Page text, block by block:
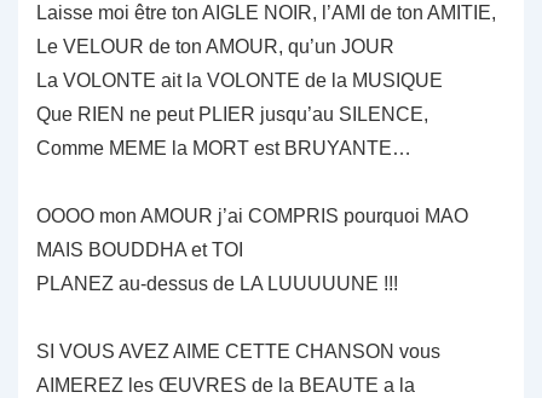
Laisse moi être ton AIGLE NOIR, l’AMI de ton AMITIE,
Le VELOUR de ton AMOUR, qu’un JOUR
La VOLONTE ait la VOLONTE de la MUSIQUE
Que RIEN ne peut PLIER jusqu’au SILENCE,
Comme MEME la MORT est BRUYANTE…
OOOO mon AMOUR j’ai COMPRIS pourquoi MAO
MAIS BOUDDHA et TOI
PLANEZ au-dessus de LA LUUUUUNE !!!
SI VOUS AVEZ AIME CETTE CHANSON vous
AIMEREZ les ŒUVRES de la BEAUTE a la